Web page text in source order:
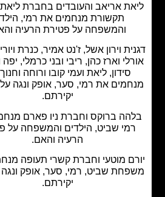
אריאב והעובדים בחברת ליאת אריאב
תקשורת מנחמים את רמי, הילדים
והמשפחה על פטירת הרעיה והאם.
וירון אשל, ז'נט אמיר, כנרת ויורי גיא רון,
וארז כהן, ריבי ובני כרמלי, יפה ואפרים
סידון, ליאת ועמי קובו ורוחה וחנוך רוזן
את רמי, סער, אופק ונגה על פטירת
ברוקס וחברת ניו פארם מנחמות את
שביט, הילדים והמשפחה על פטירת
הרעיה והאם.
מוטעי וחברת קשרי תעופה מנחמים את
שביט, רמי, סער, אופק ונגה על מות